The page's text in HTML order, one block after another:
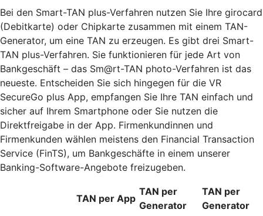
Bei den Smart-TAN plus-Verfahren nutzen Sie Ihre girocard
(Debitkarte) oder Chipkarte zusammen mit einem TAN-
Generator, um eine TAN zu erzeugen. Es gibt drei Smart-
TAN plus-Verfahren. Sie funktionieren für jede Art von
Bankgeschäft – das Sm@rt-TAN photo-Verfahren ist das
neueste. Entscheiden Sie sich hingegen für die VR
SecureGo plus App, empfangen Sie Ihre TAN einfach und
sicher auf Ihrem Smartphone oder Sie nutzen die
Direktfreigabe in der App. Firmenkundinnen und
Firmenkunden wählen meistens den Financial Transaction
Service (FinTS), um Bankgeschäfte in einem unserer
Banking-Software-Angebote freizugeben.
TAN per App
TAN per
Generator
TAN per
Generator